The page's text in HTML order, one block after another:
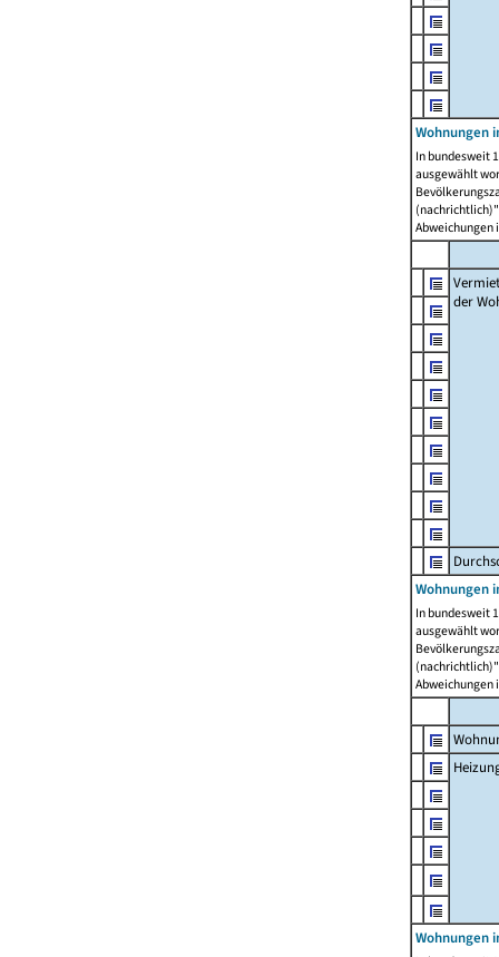
Wohnungen
In bundesweit
ausgewählt
Abweichungen
der
Wohnungen
In bundesweit
ausgewählt
Abweichungen
Wohnungen